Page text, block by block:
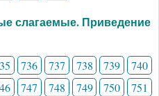
слагаемые. Приведение
736 737 738 739
740
747 748 749 750
751